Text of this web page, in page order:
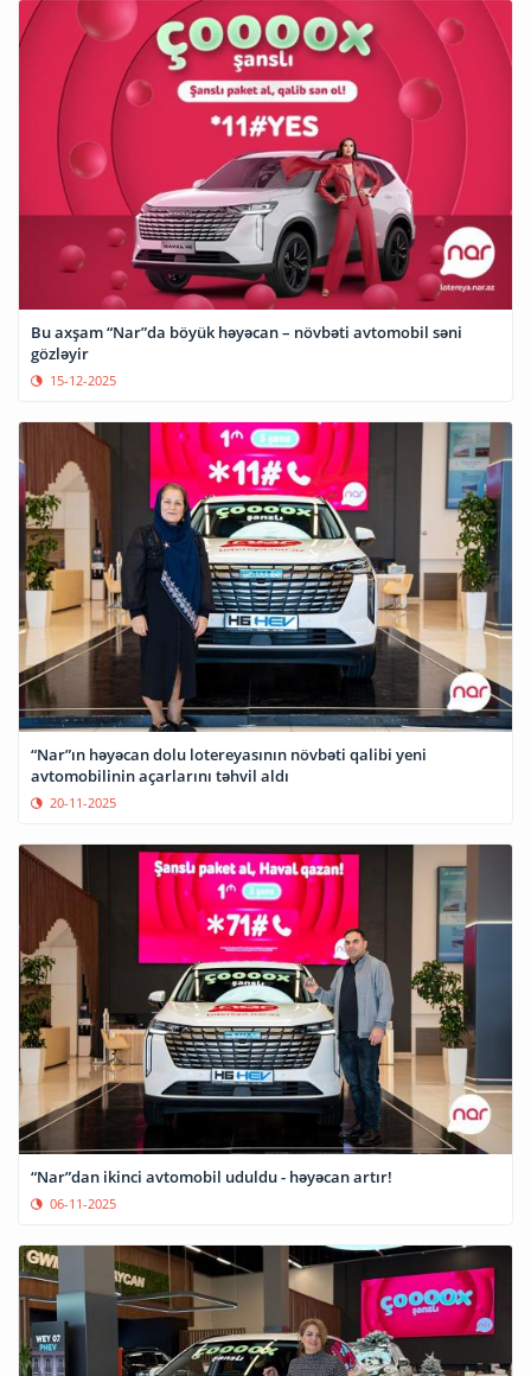
Bu axşam “Nar”da böyük həyəcan – növbəti avtomobil səni
gözləyir
15-12-2025
“Nar”ın həyəcan dolu lotereyasının növbəti qalibi yeni
avtomobilinin açarlarını təhvil aldı
20-11-2025
“Nar”dan ikinci avtomobil uduldu - həyəcan artır!
06-11-2025